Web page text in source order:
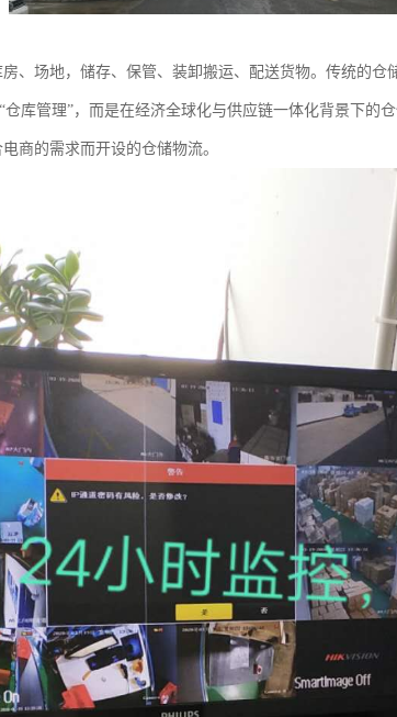
、场地，储存、保管、装卸搬运、配送货物。传统的仓
仓库管理”，而是在经济全球化与供应链一体化背景下的
商的需求而开设的仓储物流。